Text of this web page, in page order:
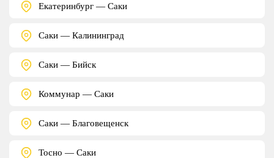
Екатеринбург — Саки
Саки — Калининград
Саки — Бийск
Коммунар — Саки
Саки — Благовещенск
Тосно — Саки